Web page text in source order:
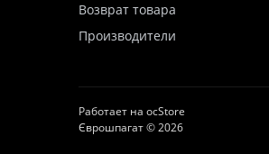
Возврат товара
Производители
Работает на ocStore
Єврошпагат © 2026